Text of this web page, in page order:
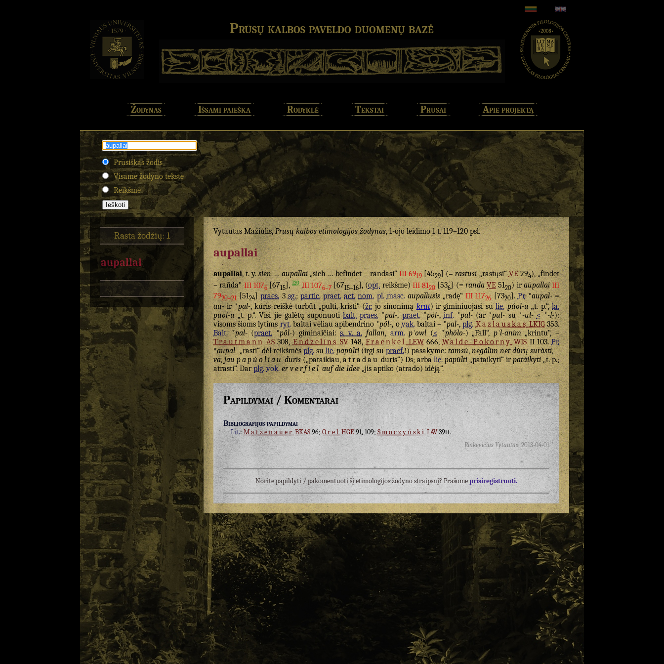
Prūsų kalbos paveldo duomenų bazė
Žodynas Išsami paieška Rodyklė Tekstai Prūsai Apie projektą
Prūsiškas žodis
Visame žodyno tekste
Reikšmė
Rasta žodžių: 1
aupallai
Vytautas Mažiulis,Prūsų kalbos etimologijos žodynas, 1-ojo leidimo 1 t. 119–120 psl.
aupallai
aupallai, t. y.sien…aupallai„sich … befindet – randasi“III 6919[4529] (=rastusi„rastųsi“VE294), „findet
– rañda“III 1076[6715],120 III 1076–7[6715–16], (opt.reikšme)III 8120 [536 ] (=randa VE 5120) iraūpallai III
7920–21[5124]praes.3sg.;partic. praet. act. nom. pl. masc. aupallusis„radę“III 11726[7320].Pr.*aupal-=
au-ir *pal-, kuris reiškė turbūt „pulti, kristi“ (žr.jo sinonimąkrūt) ir giminiuojasi sulie. púol-u„t. p.“,la.
puol-u„t. p.“. Visi jie galėtų suponuotibalt. praes.*pal-,praet.*pṓl-, inf.*pal- (ar *pul-su *-ul- <*-l̥-):
visoms šioms lytimsryt.baltai vėliau apibendrino *pṓl-, ovak.baltai – *pal-,plg. KazlauskasLKIG353.
Balt.*pal-(praet.*pṓl-) giminaičiai:s. v. a. fallan, arm. pʿowl(<*phōlo-) „Fall“,pʿl-anim„krintu“, –
Trautmann AS308,EndzelīnsSV148,FraenkelLEW666,Walde-PokornyWIS II 103.Pr.
*aupal-„rasti“ dėl reikšmėsplg.sulie. papùlti (irgi supraef.!) pasakyme:tamsù,negãlim net dùrų suràsti, –
va,jau papúoliau durìs(„pataikiau,atradauduris“) Ds; arbalie. papùlti „pataikyti“ irpatáikyti„t. p.;
atrasti“. Darplg. vok. er verfiel auf die Idee„jis aptiko (atrado) idėją“.
Papildymai / Komentarai
Bibliografijos papildymai
Lit.:MatzenauerBKAS96; Orel HGE91, 109; Smoczyński LAV39tt.
Rinkevičius Vytautas ,2013-04-01
Norite papildyti / pakomentuoti šį etimologijos žodyno straipsnį? Prašomeprisiregistruoti.